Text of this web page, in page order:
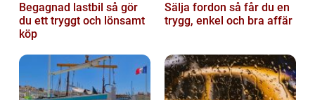
Begagnad lastbil så gör
du ett tryggt och lönsamt
köp
Sälja fordon så får du en
trygg, enkel och bra affär